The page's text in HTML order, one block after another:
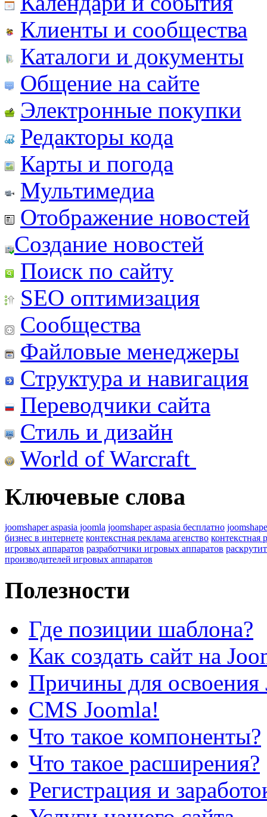
Клиенты и сообщества
Каталоги и документы
Общение на сайте
Электронные покупки
Редакторы кода
Карты и погода
Мультимедиа
Отображение новостей
Создание новостей
Поиск по сайту
SEO оптимизация
Сообщества
Файловые менеджеры
Структура и навигация
Переводчики сайта
Стиль и дизайн
World of Warcraft
Ключевые слова
joomshaper aspasia joomla joomshaper aspasia бесплатно
бизнес в интернете контекстная реклама агенство контекстная
игровых аппаратов разработчики игровых аппаратов
производителей игровых аппаратов
Полезности
Где позиции шаблона?
Как создать сайт на
Причины для освоения
CMS Joomla!
Что такое компоненты?
Что такое расширения?
Регистрация и